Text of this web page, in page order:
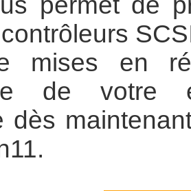
mises en
de votre
dès